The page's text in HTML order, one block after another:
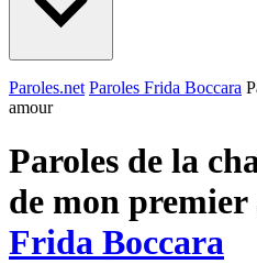
Paroles.net Paroles Frida Boccara
amour
Paroles de la
de mon
Frida Boccara